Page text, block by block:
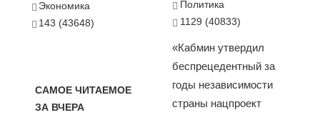
Экономика
143 (43648)
САМОЕ ЧИТАЕМОЕ
ЗА ВЧЕРА
Политика
1129 (40833)
«Кабмин утвердил
беспрецедентный за
годы независимости
страны нацпроект